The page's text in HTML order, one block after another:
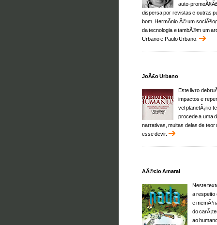
auto-
dispersa por revistas e outras
bom. HermÃ­nio Ã© um
da tecnologia e tambÃ©m um
Urbano e Paulo Urbano.
JoÃ£o Urbano
Este livro
impactos e
vel planetÃ¡rio
procede a uma
narrativas, muitas delas de teor
esse devir.
AÃ©cio Amaral
Neste
a respeito
e
do
ao